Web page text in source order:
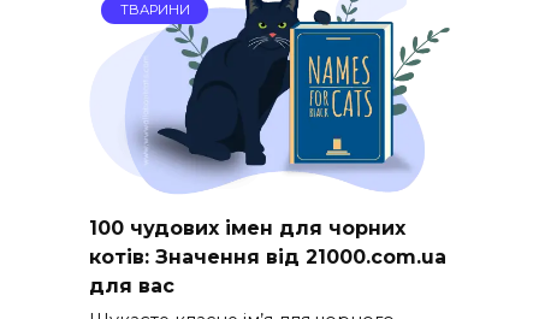
ТВАРИНИ
100 чудових імен для чорних
котів: Значення від 21000.com.ua
для вас